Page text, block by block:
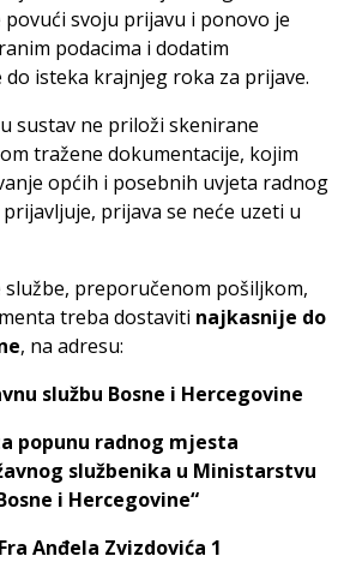
svoju prijavu i ponovo je
podacima i dodatim
isteka krajnjeg roka za prijave.
sustav ne priloži skenirane
tražene dokumentacije, kojim
općih i posebnih uvjeta radnog
prijava se neće uzeti u
preporučenom pošiljkom,
treba dostaviti najkasnije do
, na adresu:
službu Bosne i Hercegovine
popunu radnog mjesta
službenika u Ministarstvu
i Hercegovine“
Anđela Zvizdovića 1